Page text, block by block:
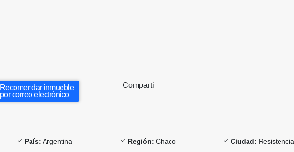
Recomendar inmueble
por correo electrónico
Compartir
País: Argentina Región: Chaco Ciudad: Resistencia